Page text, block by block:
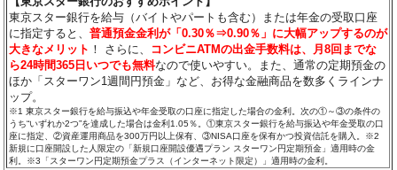
東京スター銀行を給与（バイトやパートも含む）または年金の受取口座
に指定すると、普通預金金利が「0.30％⇒0.90％」に大幅アップするのが
大きなメリット ！ さらに、
コンビニATMの出金手数料は、月8回までな
ら24時間365日いつでも無料なので使いやすい。また、通常の定期預金の
ほか「スターワン1週間円預金」など、お得な金融商品を数多くラインナ
ップ。
※1 東京スター銀行を給与振込や年金受取の口座に指定した場合の金利。次の①～③の条件の
うち“いずれか2つ”を達成した場合は金利1.05％。①東京スター銀行を給与振込や年金受取の口
座に指定、②資産運用商品を300万円以上保有、③NISA口座を保有かつ投資信託を購入。※2
新規に口座開設した人限定の「新規口座開設優遇プラン スターワン円定期預金」適用時の金
利。※3「スターワン円定期預金プラス（インターネット限定）」適用時の金利。